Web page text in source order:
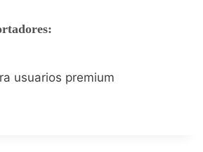
usuarios premium